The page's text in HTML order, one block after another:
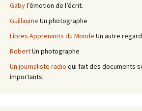
Gabyl’émotion de l’écrit.
Guillaume Un photographe
Libres Apprenants du Monde Un autre
RobertUn photographe
Un journaliste radio qui fait des documents
importants.